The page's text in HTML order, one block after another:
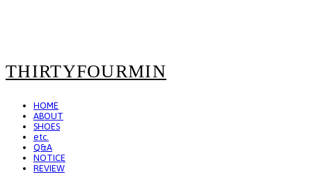
THIRTYFOURMIN
HOME
ABOUT
SHOES
etc.
Q&A
NOTICE
REVIEW